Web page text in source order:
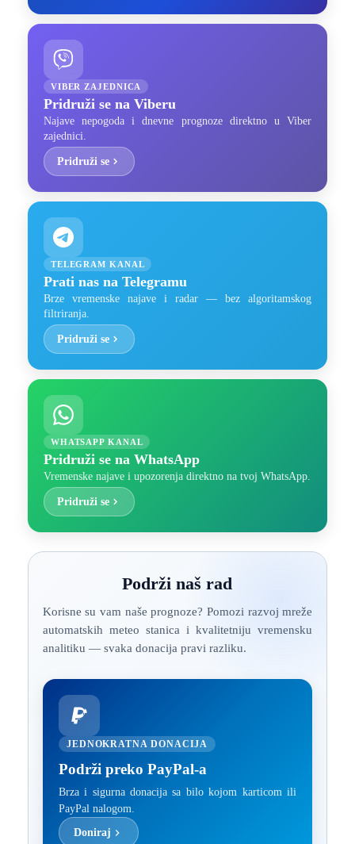
VIBER ZAJEDNICA
Pridruži se na Viberu
Najave nepogoda i dnevne prognoze direktno u Viber
zajednici.
Pridruži se
TELEGRAM KANAL
Prati nas na Telegramu
Brze vremenske najave i radar — bez algoritamskog
filtriranja.
Pridruži se
WHATSAPP KANAL
Pridruži se na WhatsApp
Vremenske najave i upozorenja direktno na tvoj WhatsApp.
Pridruži se
Podrži naš rad
Korisne su vam naše prognoze? Pomozi razvoj mreže
automatskih meteo stanica i kvalitetniju vremensku
analitiku — svaka donacija pravi razliku.
JEDNOKRATNA DONACIJA
Podrži preko PayPal-a
Brza i sigurna donacija sa bilo kojom karticom ili
PayPal nalogom.
Doniraj